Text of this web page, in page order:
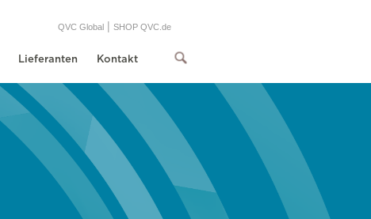
Lieferanten Kontakt
QVC Global | SHOP QVC.de